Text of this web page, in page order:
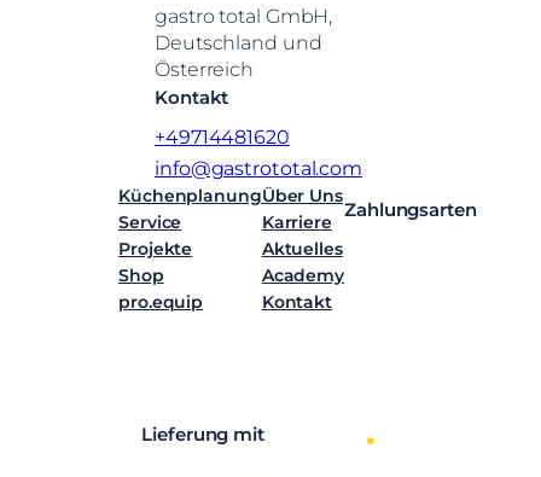
gastro total GmbH,
Deutschland und
Österreich
Kontakt
+49714481620
info@gastrototal.com
Küchenplanung
Service
Projekte
Shop
pro.equip
Über Uns
Karriere
Aktuelles
Academy
Kontakt
Zahlungsarten
Lieferung mit